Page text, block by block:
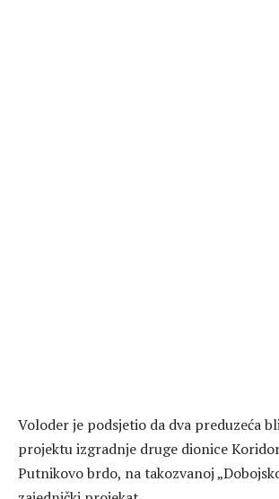
Voloder je podsjetio da dva preduzeća
projektu izgradnje druge dionice
Putnikovo brdo, na takozvanoj